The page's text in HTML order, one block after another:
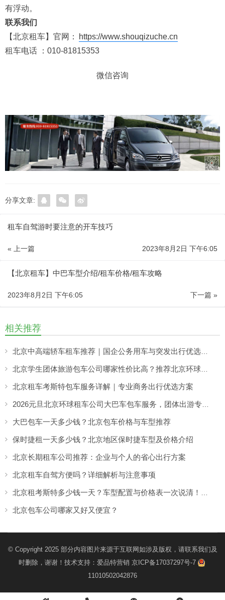
有浮动。
联系我们
【北京租车】官网：
https://www.shouqizuche.cn
租车电话 ：010-81815353
微信咨询
分享文章:
租车自驾游时要注意的开车技巧
« 上一篇 2023年8月2日 下午6:05
【北京租车】中巴车型介绍/租车价格/租车攻略
下一篇 »
2023年8月2日 下午6:05
相关推荐
北京中高端轿车租车推荐｜国企公务用车与突发出行优选——北京分众租车公司响应更快更稳
北京学生团体旅游包车公司哪家性价比高？推荐北京环球租车公司
北京租车考斯特包车服务详解｜专业商务出行优选方案
2026元旦北京环球租车公司大巴车包车服务，团体出游专享优惠
大巴包车一天多少钱？北京包车价格与车型推荐
保时捷租一天多少钱？北京地区保时捷车型及价格介绍
北京长期租车公司推荐：企业与个人的省心出行方案
北京租车自驾方便吗？详细解析与注意事项
北京租考斯特多少钱一天？车型配置与价格表一次说清！（【北京租车】租车公司）
北京包车公司哪家又好又便宜？
© Copyright 2025 部分内容图片来源于互联网如涉及版权，请联系我们及
时删除，谢谢！技术支持： 爱品特营销 京ICP备17037297号-7
11010502042876